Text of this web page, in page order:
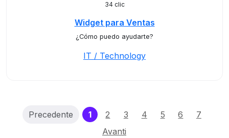
34 clic
Widget para Ventas
¿Cómo puedo ayudarte?
IT / Technology
Precedente 1(current)
2 3 4 5 6
7
Avanti